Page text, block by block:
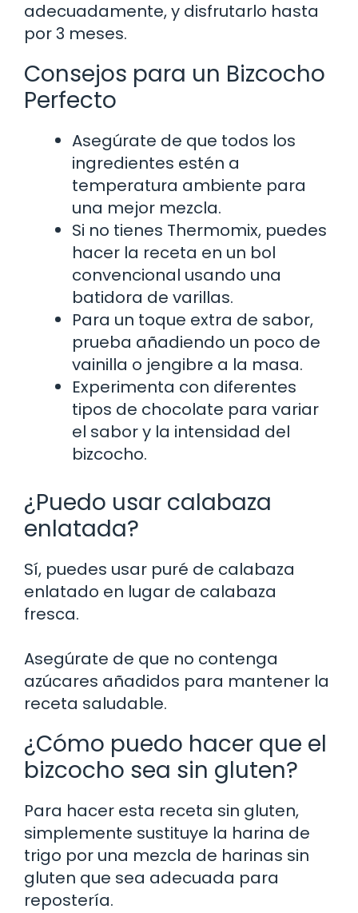
adecuadamente, y disfrutarlo hasta
por 3 meses.
Consejos para un Bizcocho
Perfecto
Asegúrate de que todos los
ingredientes estén a
temperatura ambiente para
una mejor mezcla.
Si no tienes Thermomix, puedes
hacer la receta en un bol
convencional usando una
batidora de varillas.
Para un toque extra de sabor,
prueba añadiendo un poco de
vainilla o jengibre a la masa.
Experimenta con diferentes
tipos de chocolate para variar
el sabor y la intensidad del
bizcocho.
¿Puedo usar calabaza
enlatada?
Sí, puedes usar puré de calabaza
enlatado en lugar de calabaza
fresca.
Asegúrate de que no contenga
azúcares añadidos para mantener la
receta saludable.
¿Cómo puedo hacer que el
bizcocho sea sin gluten?
Para hacer esta receta sin gluten,
simplemente sustituye la harina de
trigo por una mezcla de harinas sin
gluten que sea adecuada para
repostería.